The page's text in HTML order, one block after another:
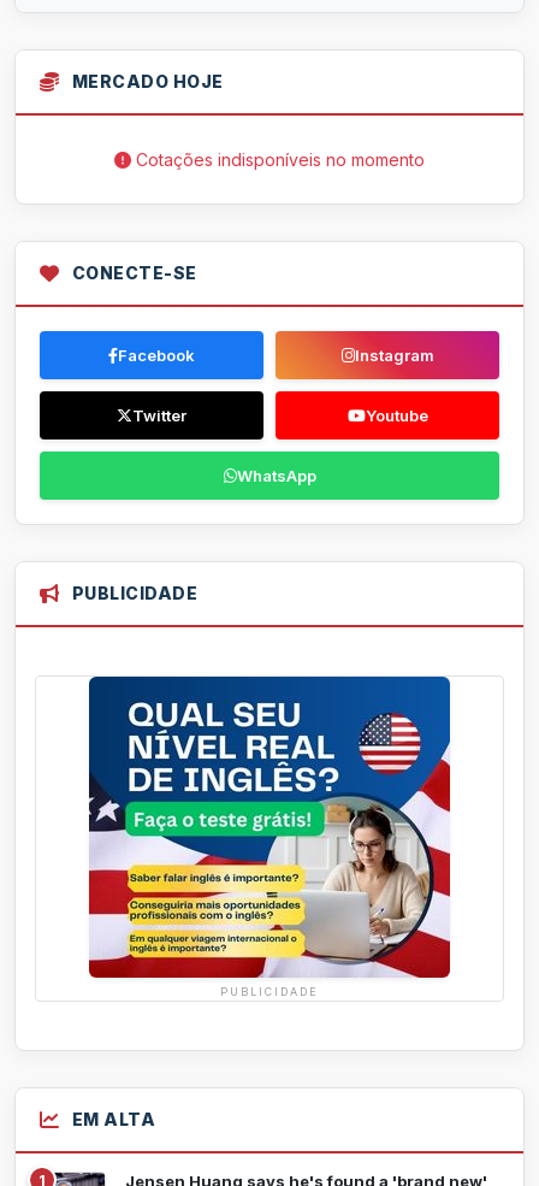
MERCADO HOJE
Cotações indisponíveis no momento
CONECTE-SE
Facebook Instagram
Twitter Youtube
WhatsApp
PUBLICIDADE
PUBLICIDADE
EM ALTA
1 Jensen Huang says he's found a 'brand new'